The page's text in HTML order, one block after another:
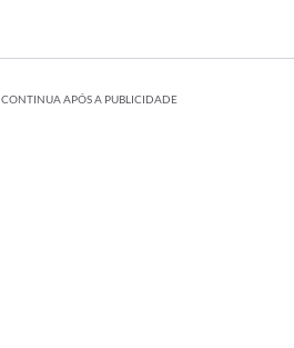
CONTINUA APÓS A PUBLICIDADE